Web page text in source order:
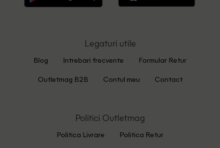
Legaturi utile
Blog Intrebari frecvente Formular Retur
Outletmag B2B Contul meu Contact
Politici Outletmag
Politica Livrare Politica Retur